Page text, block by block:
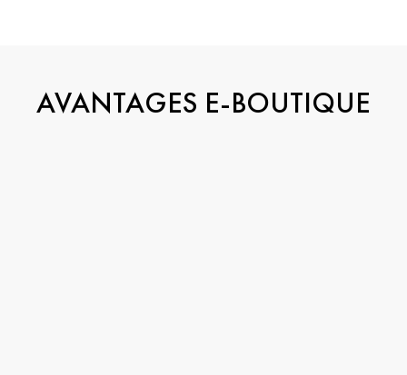
AVANTAGES E-BOUTIQUE